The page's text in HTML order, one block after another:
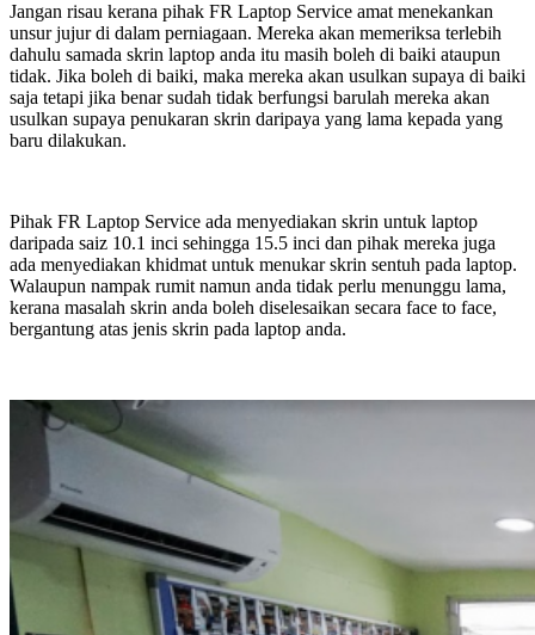
Jangan risau kerana pihak FR Laptop Service amat menekankan
unsur jujur di dalam perniagaan. Mereka akan memeriksa terlebih
dahulu samada skrin laptop anda itu masih boleh di baiki ataupun
tidak. Jika boleh di baiki, maka mereka akan usulkan supaya di baiki
saja tetapi jika benar sudah tidak berfungsi barulah mereka akan
usulkan supaya penukaran skrin daripaya yang lama kepada yang
baru dilakukan.
Pihak FR Laptop Service ada menyediakan skrin untuk laptop
daripada saiz 10.1 inci sehingga 15.5 inci dan pihak mereka juga
ada menyediakan khidmat untuk menukar skrin sentuh pada laptop.
Walaupun nampak rumit namun anda tidak perlu menunggu lama,
kerana masalah skrin anda boleh diselesaikan secara face to face,
bergantung atas jenis skrin pada laptop anda.